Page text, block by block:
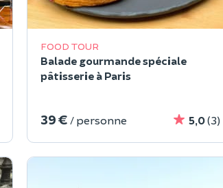
FOOD TOUR
Balade gourmande spéciale
pâtisserie à Paris
39 € / personne 5,0(3)